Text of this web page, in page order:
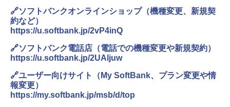
🔗ソフトバンクオンラインショップ（機種変更、新規契
約など）
https://u.softbank.jp/2vP4inQ
🔗ソフトバンク電話店（電話での機種変更や新規契約）
https://u.softbank.jp/2UAljuw
🔗ユーザー向けサイト（My SoftBank、プラン変更や情
報変更）
https://my.softbank.jp/msb/d/top